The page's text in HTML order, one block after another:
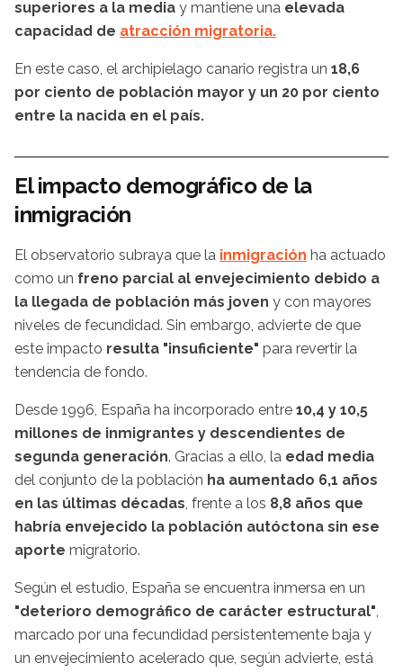
superiores a la media y mantiene una elevada
capacidad de atracción migratoria.
En este caso, el archipielago canario registra un 18,6
por ciento de población mayor y un 20 por ciento
entre la nacida en el país.
El impacto demográfico de la
inmigración
El observatorio subraya que la inmigración ha actuado
como un freno parcial al envejecimiento debido a
la llegada de población más joven y con mayores
niveles de fecundidad. Sin embargo, advierte de que
este impacto resulta "insuficiente" para revertir la
tendencia de fondo.
Desde 1996, España ha incorporado entre 10,4 y 10,5
millones de inmigrantes y descendientes de
segunda generación. Gracias a ello, la edad media
del conjunto de la población ha aumentado 6,1 años
en las últimas décadas, frente a los 8,8 años que
habría envejecido la población autóctona sin ese
aporte migratorio.
Según el estudio, España se encuentra inmersa en un
"deterioro demográfico de carácter estructural",
marcado por una fecundidad persistentemente baja y
un envejecimiento acelerado que, según advierte, está